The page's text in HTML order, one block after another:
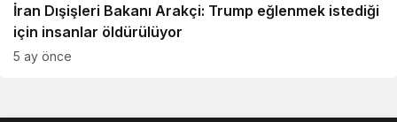
İran Dışişleri Bakanı Arakçi: Trump eğlenmek istediği
için insanlar öldürülüyor
5 ay önce